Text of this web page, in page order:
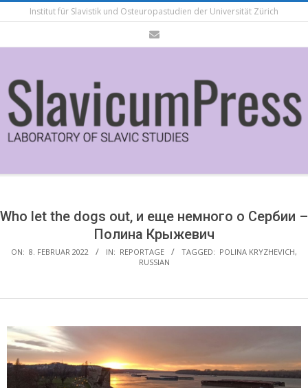
to
Institut für Slavistik und Osteuropastudien der Universität Zürich
Menu
Who let the dogs out, и еще немного о Сербии –
Полина Крыжевич
ON: 8. FEBRUAR 2022 IN: REPORTAGE TAGGED: POLINA KRYZHEVICH,
RUSSIAN